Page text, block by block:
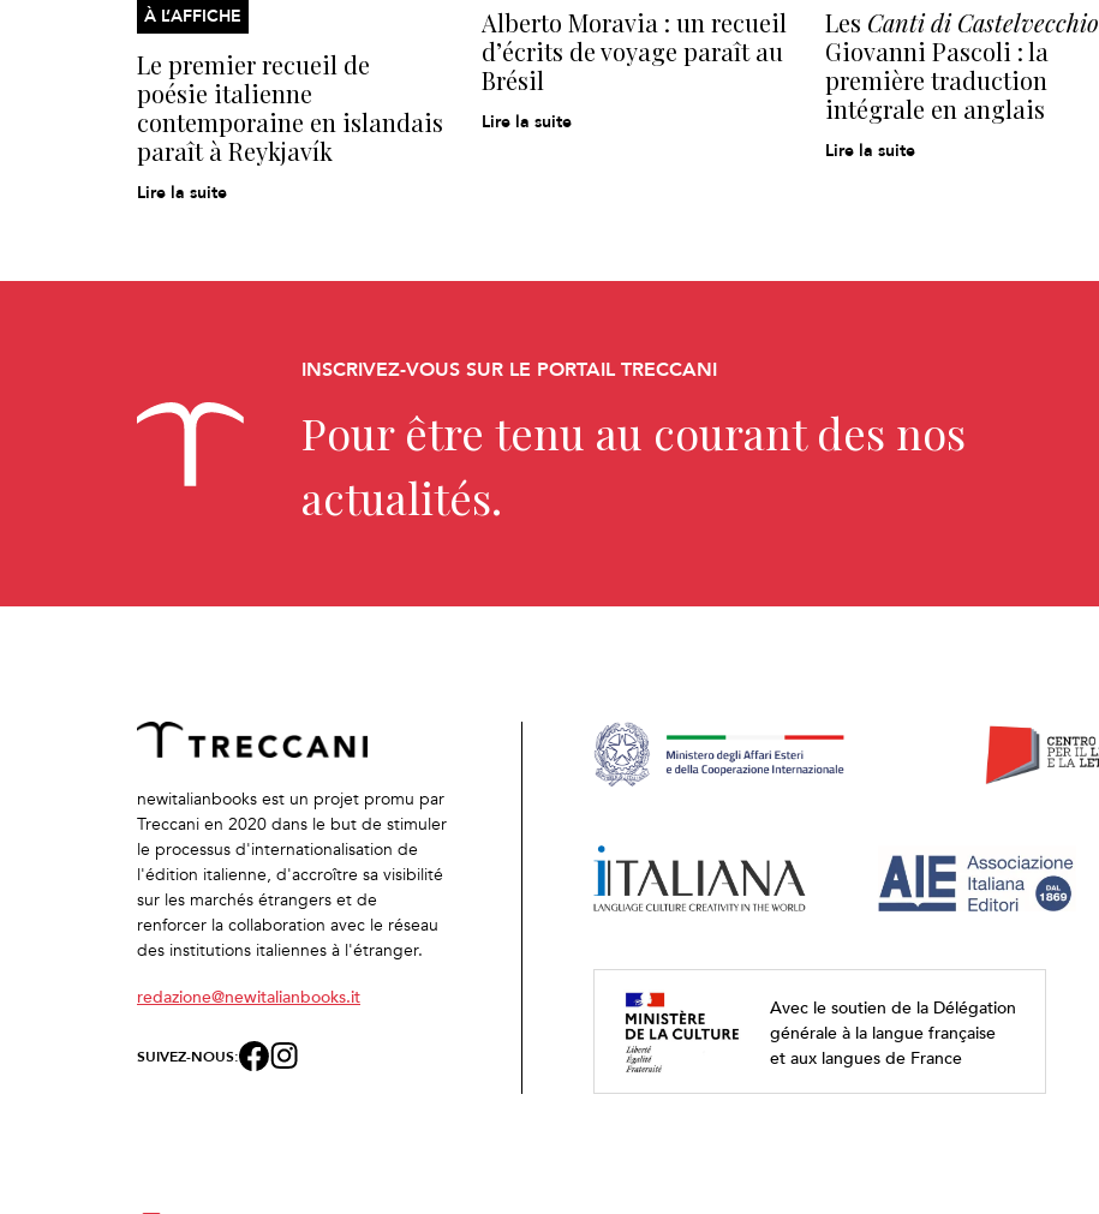
À L’AFFICHE
Le premier recueil de
poésie italienne
contemporaine en islandais
paraît à Reykjavík
Lire la suite
Alberto Moravia : un recueil
d’écrits de voyage paraît au
Brésil
Lire la suite
Les Canti di Castelvecchio
Giovanni Pascoli : la
première traduction
intégrale en anglais
Lire la suite
INSCRIVEZ-VOUS SUR LE PORTAIL TRECCANI
Pour être tenu au courant des nos
actualités.
newitalianbooks est un projet promu par
Treccani en 2020 dans le but de stimuler
le processus d'internationalisation de
l'édition italienne, d'accroître sa visibilité
sur les marchés étrangers et de
renforcer la collaboration avec le réseau
des institutions italiennes à l'étranger.
redazione@newitalianbooks.it
SUIVEZ-NOUS:
Avec le soutien de la Délégation
générale à la langue française
et aux langues de France